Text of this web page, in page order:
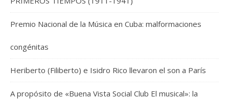
Premio Nacional de la Música en Cuba: malformaciones
congénitas
Heriberto (Filiberto) e Isidro Rico llevaron el son a París
A propósito de «Buena Vista Social Club El musical»: la